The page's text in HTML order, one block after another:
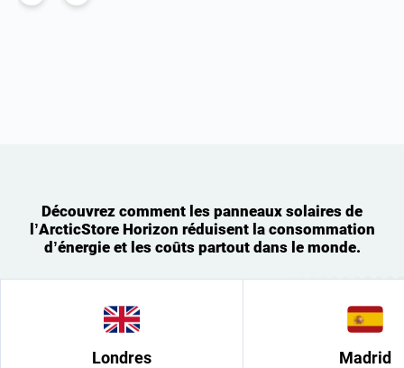
Découvrez comment les panneaux solaires de
l’ArcticStore Horizon réduisent la consommation
d’énergie et les coûts partout dans le monde.
Londres Madrid